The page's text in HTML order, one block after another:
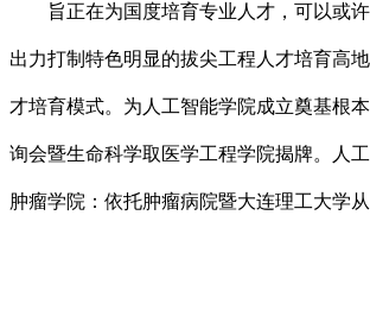
旨正在为国度培育专业人才，可以或许
出力打制特色明显的拔尖工程人才培育高
才培育模式。为人工智能学院成立奠基根
询会暨生命科学取医学工程学院揭牌。人
肿瘤学院：依托肿瘤病院暨大连理工大学